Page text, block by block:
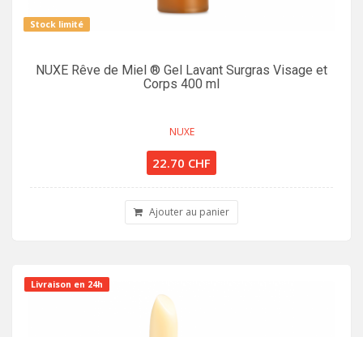
Stock limité
NUXE Rêve de Miel ® Gel Lavant Surgras Visage et
Corps 400 ml
NUXE
22.70 CHF
Ajouter au panier
Livraison en 24h